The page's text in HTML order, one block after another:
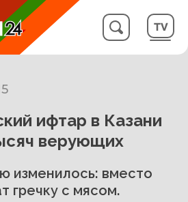
ифтар в Казани
верующих
изменилось: вместо
гречку с мясом.